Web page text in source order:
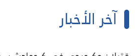
آخر الأخبار